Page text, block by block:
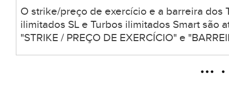
O strike/preço de exercício e a barreira dos
ilimitados SL e Turbos ilimitados Smart são
"STRIKE / PREÇO DE EXERCÍCIO" e